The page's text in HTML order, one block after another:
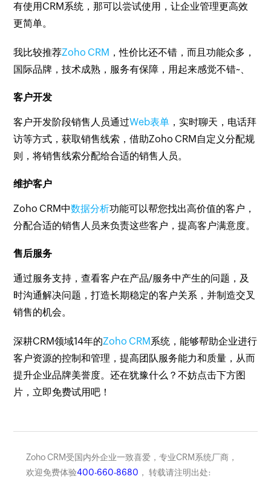
有使用CRM系统，那可以尝试使用，让企业管理更高效
更简单。
我比较推荐Zoho CRM ，性价比还不错，而且功能众多，
国际品牌，技术成熟，服务有保障，用起来感觉不错~、
客户开发
客户开发阶段销售人员通过Web表单 ，实时聊天，电话拜
访等方式，获取销售线索，借助Zoho CRM自定义分配规
则，将销售线索分配给合适的销售人员。
维护客户
Zoho CRM中数据分析功能可以帮您找出高价值的客户，
分配合适的销售人员来负责这些客户，提高客户满意度。
售后服务
通过服务支持，查看客户在产品/服务中产生的问题，及
时沟通解决问题，打造长期稳定的客户关系，并制造交叉
销售的机会。
深耕CRM领域14年的Zoho CRM系统，能够帮助企业进行
客户资源的控制和管理，提高团队服务能力和质量，从而
提升企业品牌美誉度。还在犹豫什么？不妨点击下方图
片，立即免费试用吧！
Zoho CRM受国内外企业一致喜爱，专业CRM系统厂商，
欢迎免费体验400-660-8680 ， 转载请注明出处: